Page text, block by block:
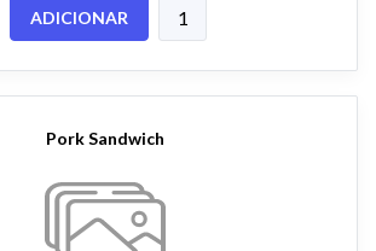
ADICIONAR
Pork Sandwich